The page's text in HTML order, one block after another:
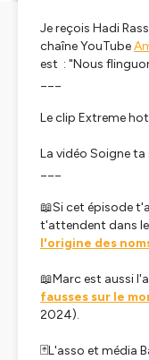
Je reçois Hadi
chaîne YouTube
est : "Nous
Le clip Extreme
La vidéo Soigne ta
📖Si cet épisode
t'attendent dans
l'origine des
📖Marc est aussi
fausses sur le
2024).
🃏L'asso et média